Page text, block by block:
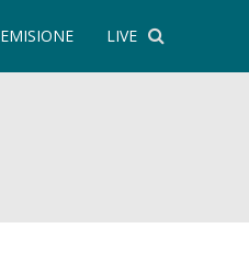
LIVE
EMISIONE